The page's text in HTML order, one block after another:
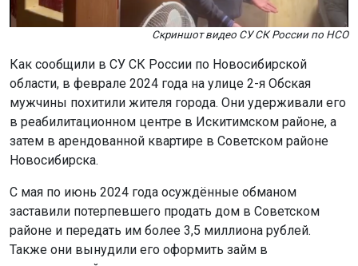
Скриншот видео СУ СК России по НСО
Как сообщили в СУ СК России по Новосибирской
области, в феврале 2024 года на улице 2-я Обская
мужчины похитили жителя города. Они удерживали его
в реабилитационном центре в Искитимском районе, а
затем в арендованной квартире в Советском районе
Новосибирска.
С мая по июнь 2024 года осуждённые обманом
заставили потерпевшего продать дом в Советском
районе и передать им более 3,5 миллиона рублей.
Также они вынудили его оформить займ в